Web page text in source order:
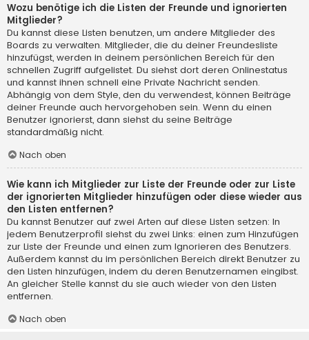
Wozu benötige ich die Listen der Freunde und ignorierten
Mitglieder?
Du kannst diese Listen benutzen, um andere Mitglieder des
Boards zu verwalten. Mitglieder, die du deiner Freundesliste
hinzufügst, werden in deinem persönlichen Bereich für den
schnellen Zugriff aufgelistet. Du siehst dort deren Onlinestatus
und kannst ihnen schnell eine Private Nachricht senden.
Abhängig von dem Style, den du verwendest, können Beiträge
deiner Freunde auch hervorgehoben sein. Wenn du einen
Benutzer ignorierst, dann siehst du seine Beiträge
standardmäßig nicht.
Nach oben
Wie kann ich Mitglieder zur Liste der Freunde oder zur Liste
der ignorierten Mitglieder hinzufügen oder diese wieder aus
den Listen entfernen?
Du kannst Benutzer auf zwei Arten auf diese Listen setzen: In
jedem Benutzerprofil siehst du zwei Links: einen zum Hinzufügen
zur Liste der Freunde und einen zum Ignorieren des Benutzers.
Außerdem kannst du im persönlichen Bereich direkt Benutzer zu
den Listen hinzufügen, indem du deren Benutzernamen eingibst.
An gleicher Stelle kannst du sie auch wieder von den Listen
entfernen.
Nach oben